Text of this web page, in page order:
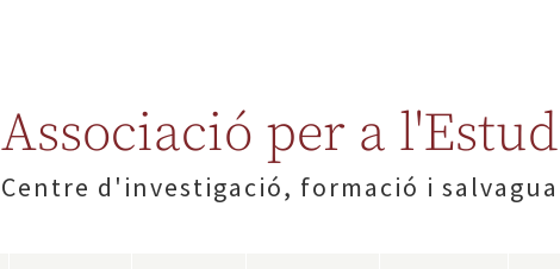
Associació per a
Centre d'investigació, formació i